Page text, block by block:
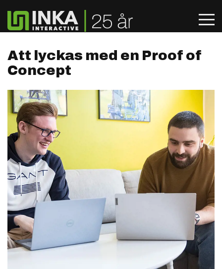
Att lyckas med en Proof of
Concept